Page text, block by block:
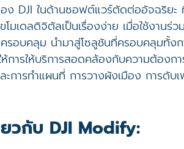
ง DJI ในด้านซอฟต์แวร์ตัดต่ออัจฉริยะ
มเดลดิจิตัลเป็นเรื่องง่าย เมื่อใช้งานร่ว
รอบคลุม นำมาสู่โซลูชันที่ครอบคลุมทั้งก
ห้การให้บริการสอดคล้องกับความต้องก
การทำแผนที่ การวางผังเมือง การดับ
วกับ DJI Modify: